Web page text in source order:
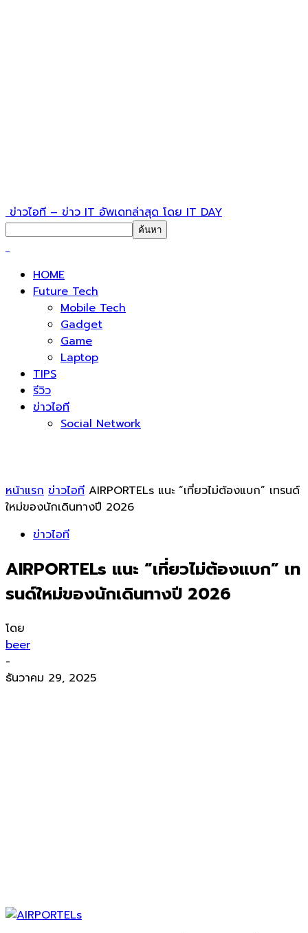
ข่าวไอที – ข่าว IT อัพเดทล่าสุด โดย IT DAY
HOME
Future Tech
Mobile Tech
Gadget
Game
Laptop
TIPS
รีวิว
ข่าวไอที
Social Network
หน้าแรก ข่าวไอที AIRPORTELs แนะ “เที่ยวไม่ต้องแบก” เทรนด์
ใหม่ของนักเดินทางปี 2026
ข่าวไอที
AIRPORTELs แนะ “เที่ยวไม่ต้องแบก” เท
รนด์ใหม่ของนักเดินทางปี 2026
โดย
beer
-
ธันวาคม 29, 2025